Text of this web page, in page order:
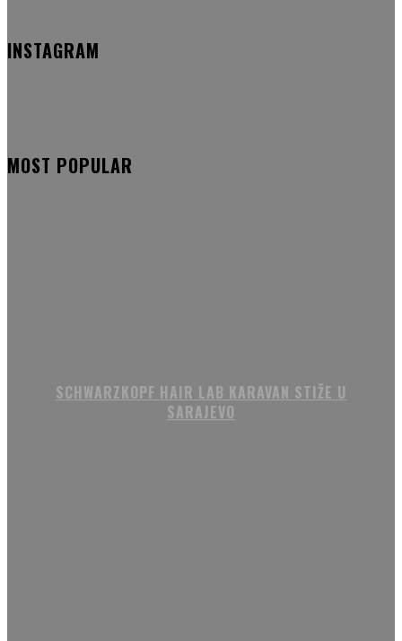
INSTAGRAM
MOST POPULAR
SCHWARZKOPF HAIR LAB KARAVAN STIŽE U
SARAJEVO